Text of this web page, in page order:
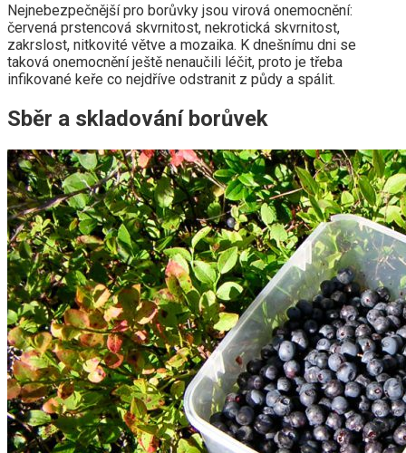
Nejnebezpečnější pro borůvky jsou virová onemocnění:
červená prstencová skvrnitost, nekrotická skvrnitost,
zakrslost, nitkovité větve a mozaika. K dnešnímu dni se
taková onemocnění ještě nenaučili léčit, proto je třeba
infikované keře co nejdříve odstranit z půdy a spálit.
Sběr a skladování borůvek